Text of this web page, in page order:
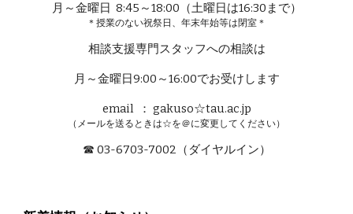
月～金曜日 8:45～18:00（土曜日は16:30まで）
＊授業のない祝祭日、年末年始等は閉室＊
相談支援専門スタッフへの相談は
月～金曜日9:00～16:00でお受けします
email ： gakuso☆tau.ac.jp
（メールを送るときは☆を＠に変更してください）
☎ 03-6703-7002（ダイヤルイン）